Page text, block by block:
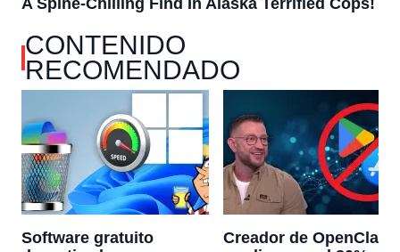
CONTENIDO
RECOMENDADO
Software gratuito
Creador de OpenClaw